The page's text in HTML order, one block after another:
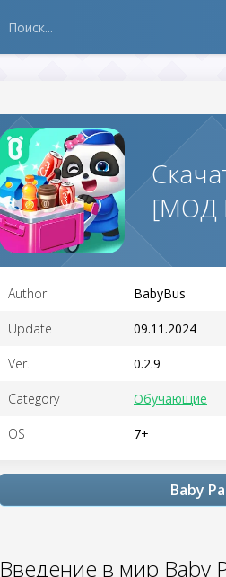
[МОД
Author BabyBus
Update 09.11.2024
Ver. 0.2.9
Category Обучающие
OS 7+
Baby
Введение в мир Baby